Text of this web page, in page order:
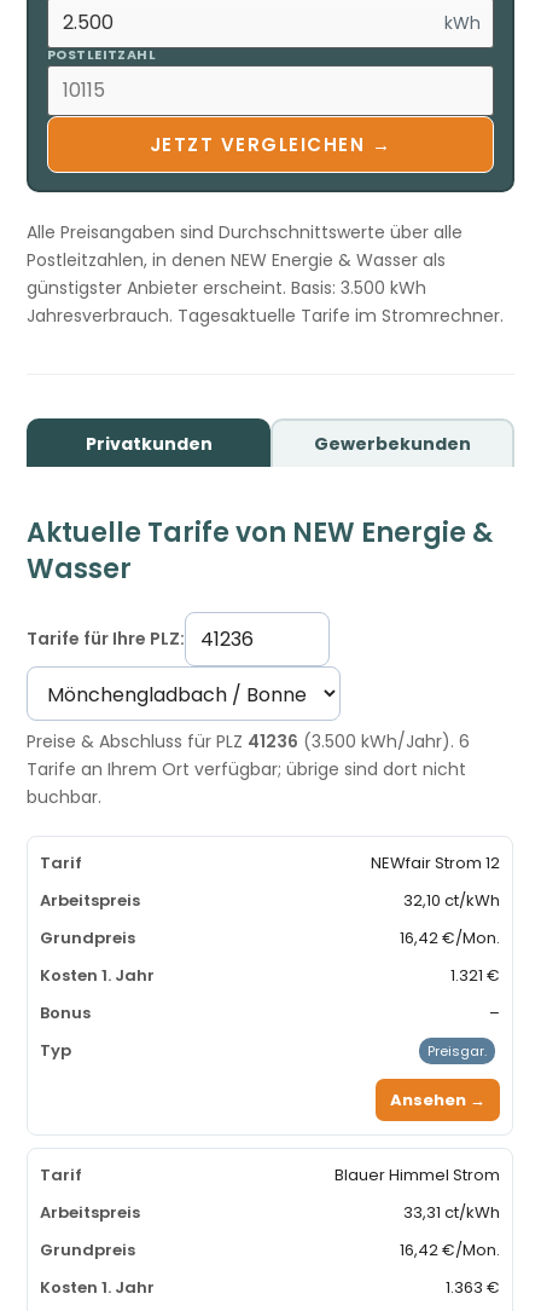
kWh
POSTLEITZAHL
JETZT VERGLEICHEN →
Alle Preisangaben sind Durchschnittswerte über alle
Postleitzahlen, in denen NEW Energie & Wasser als
günstigster Anbieter erscheint. Basis: 3.500 kWh
Jahresverbrauch. Tagesaktuelle Tarife im Stromrechner.
Privatkunden Gewerbekunden
Aktuelle Tarife von NEW Energie &
Wasser
Tarife für Ihre PLZ:
Preise & Abschluss für PLZ 41236 (3.500 kWh/Jahr). 6
Tarife an Ihrem Ort verfügbar; übrige sind dort nicht
buchbar.
NEWfair Strom 12
32,10 ct/kWh
16,42 €/Mon.
1.321 €
–
Preisgar.
Ansehen →
Blauer Himmel Strom
33,31 ct/kWh
16,42 €/Mon.
1.363 €